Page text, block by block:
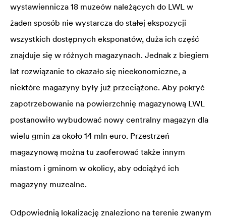
wystawiennicza 18 muzeów należących do LWL w
żaden sposób nie wystarcza do stałej ekspozycji
wszystkich dostępnych eksponatów, duża ich część
znajduje się w różnych magazynach. Jednak z biegiem
lat rozwiązanie to okazało się nieekonomiczne, a
niektóre magazyny były już przeciążone. Aby pokryć
zapotrzebowanie na powierzchnię magazynową LWL
postanowiło wybudować nowy centralny magazyn dla
wielu gmin za około 14 mln euro. Przestrzeń
magazynową można tu zaoferować także innym
miastom i gminom w okolicy, aby odciążyć ich
magazyny muzealne.
Odpowiednią lokalizację znaleziono na terenie zwanym